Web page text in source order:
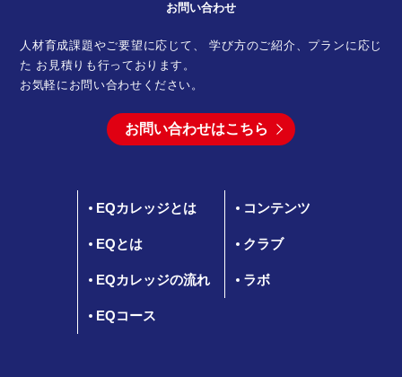
お問い合わせ
人材育成課題やご要望に応じて、 学び方のご紹介、プランに応じ
た お見積りも行っております。
お気軽にお問い合わせください。
お問い合わせはこちら
EQカレッジとは
EQとは
EQカレッジの流れ
EQコース
コンテンツ
クラブ
ラボ